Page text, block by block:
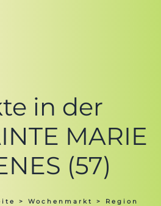
in der
MARIE
(57)
> Wochenmarkt > Region